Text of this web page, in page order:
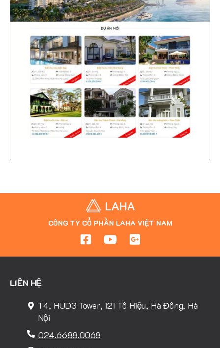
CHI TIẾT
XEM THỰC TẾ
CÔNG TY CỔ PHẦN LAHA VIỆT NAM
LIÊN HỆ
T4, HUD3 Tower, 121 Tô Hiệu, Hà Đông, Hà
Nội
024.6688.0068